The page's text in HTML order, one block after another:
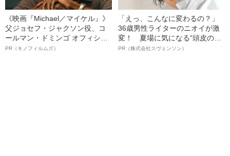
《映画『Michael／マイケル』》
父ジョセフ・ジャクソン役、コ
ールマン・ドミンゴ オフィシャ
ルインタビュー“観客を魅了した
PR（キノフィルムズ）
「えっ、こんなに変わるの？」
36歳男性ライターのニオイが激
変！ 夏場に気になる“頭皮のニ
オイ”や“ベタつき”を解消す
PR（株式会社スヴェンソン）